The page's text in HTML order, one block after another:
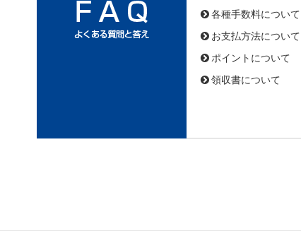
各種手数料について
お支払方法について
ポイントについて
領収書について